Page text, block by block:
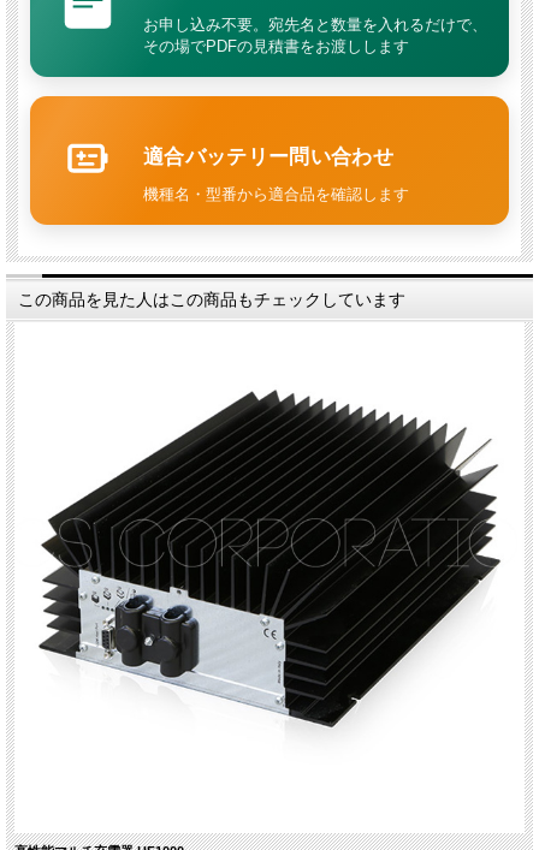
お申し込み不要。宛先名と数量を入れるだけで、
その場でPDFの見積書をお渡しします
適合バッテリー問い合わせ
機種名・型番から適合品を確認します
この商品を見た人はこの商品もチェックしています